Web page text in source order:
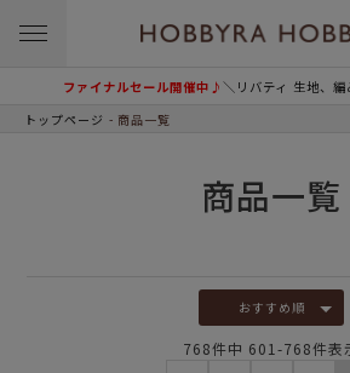
ファイナルセール開催中♪＼リバティ 生地、
トップページ 商品一覧
商品一覧
おすすめ順
768件中 601 -768件表